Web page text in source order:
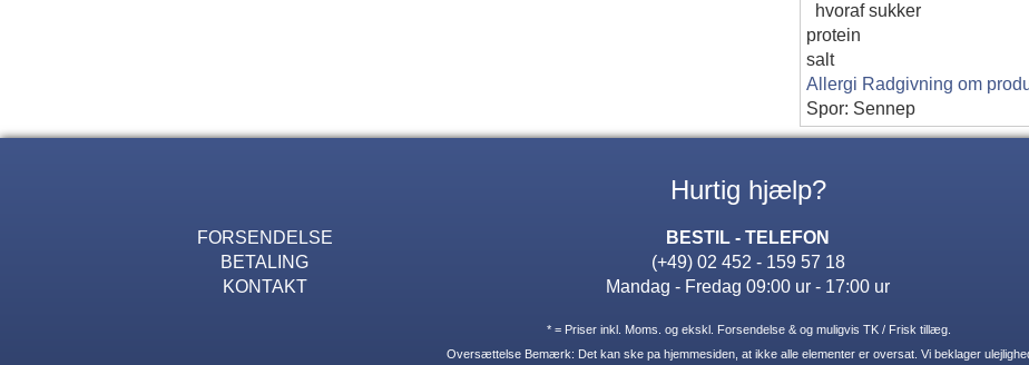
hvoraf sukker
protein
salt
Allergi Radgivning om
Spor: Sennep
Hurtig hjælp?
FORSENDELSE
BETALING
KONTAKT
BESTIL - TELEFON
(+49) 02 452 - 159 57 18
Mandag - Fredag 09:00 ur - 17:00 ur
* = Priser inkl. Moms. og ekskl. Forsendelse & og muligvis TK / Frisk tillæg.
Oversættelse Bemærk: Det kan ske pa hjemmesiden, at ikke alle elementer er oversat. Vi beklager